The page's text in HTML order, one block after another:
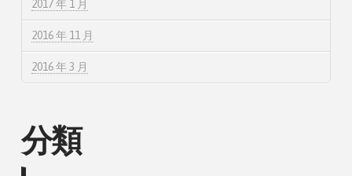
2017 年 1 月
2016 年 11 月
2016 年 3 月
分類